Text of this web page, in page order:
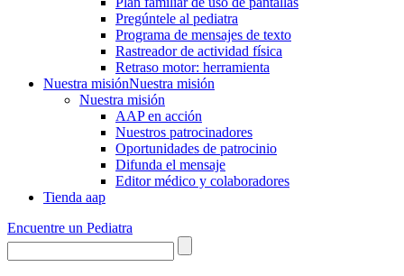
Pregúntele al pediatra
Programa de mensajes de texto
Rastre​​ador de activida​d física
Retraso motor: herramienta
Nuestra misiónNuestra misión
Nuestra misión
AAP en acción
Nuestros patrocinadores
Oportunidades de patrocinio
Difunda el mensaje
Editor médico y colaboradores
Tienda aap
Encuentre un Pediatra